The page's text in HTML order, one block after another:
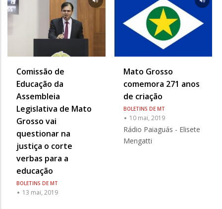
Comissão de
Educação da
Assembleia
Legislativa de Mato
Grosso vai
questionar na
justiça o corte
verbas para a
educação
BOLETINS DE MT
13 mai, 2019
Mato Grosso
comemora 271 anos
de criação
BOLETINS DE MT
10 mai, 2019
Rádio Paiaguás - Elisete
Mengatti